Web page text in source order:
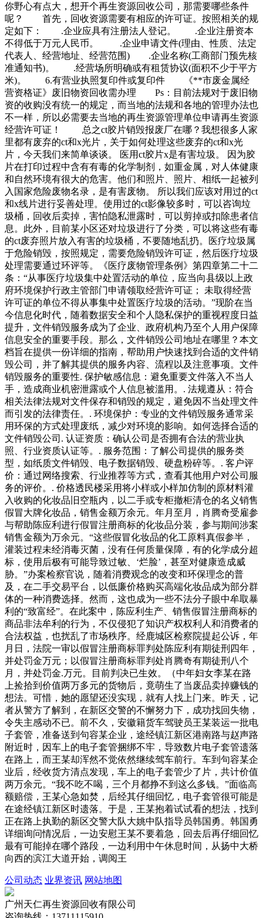
你野心有点大，想开个再生资源回收公司，那需要哪些条件
呢？ 首先，回收资源需要有相应的许可证。按照相关的规
定如下： .企业应具有注册法人登记。 .企业注册资本
不得低于万元人民币。 .企业申请文件(理由、性质、法定
代表人、经营地址、经营范围) .企业名称(工商部门预先核
准通知书)。 .经营场所明确或有租赁协议(面积不少于平方
米)。 6.有营业执照复印件或复印件 《**市废金属经
营资格证》废旧物资回收需办理 Ps：目前法规对于废旧物
资的收购没有统一的规定，而当地的法规和各地的管理办法也
不一样，所以必需要去当地的再生资源管理单位申请再生资源
经营许可证！ 总之ct胶片销毁报废厂在哪？我想很多人家
里都有废弃的ct和x光片，关于如何处理这些废弃的ct和x光
片，今天我们来简单谈谈。 医用ct胶片x是有害垃圾。 因为胶
片在打印过程中含有有毒的化学制剂，如重金属，对人体健康
和自然环境有很大的危害。他们和照片、照片、相纸一起被列
入国家危险废物名录，是有害废物。 所以我们应该对用过的ct
和x线片进行妥善处理。使用过的ct影像较多时，可以咨询垃
圾桶，回收后卖掉，害怕隐私泄露时，可以剪掉或扣除患者信
息。此外，目前某小区还对垃圾进行了分类，可以将这些有毒
的ct废弃照片放入有害的垃圾桶，不要随地乱扔。医疗垃圾属
于危险销毁，按照规定，需要危险销毁许可证，然后医疗垃圾
处理需要通过环评等。《医疗废物管理条例》第四章第二十二
条：“从事医疗垃圾集中处置活动的单位，应当向县级以上政
府环境保护行政主管部门申请领取经营许可证； 未取得经营
许可证的单位不得从事集中处置医疗垃圾的活动。”现阶在当
今信息化时代，随着数据安全和个人隐私保护的重视程度日益
提升，文件销毁服务成为了企业、政府机构乃至个人用户保障
信息安全的重要手段。那么，文件销毁公司地址在哪里？本文
档旨在提供一份详细的指南，帮助用户快速找到合适的文件销
毁公司，并了解其提供的服务内容、流程以及注意事项。文件
销毁服务的重要性. 保护敏感信息：避免重要文件落入不当人
手，造成商业机密泄露或个人信息被滥用。. 法规遵从：符合
相关法律法规对文件保存和销毁的规定，避免因不当处理文件
而引发的法律责任。. 环境保护：专业的文件销毁服务通常采
用环保的方式处理废纸，减少对环境的影响。如何选择合适的
文件销毁公司. 认证资质：确认公司是否拥有合法的营业执
照、行业资质认证等。. 服务范围：了解公司提供的服务类
型，如纸质文件销毁、电子数据销毁、硬盘粉碎等。. 客户评
价：通过网络搜索、行业推荐等方式，查看其他用户对公司服
务的评价。. 价格透民楼采用将小样或小样加仿制的原材料灌
入收购的化妆品旧空瓶内，以二手或专柜撤柜清仓的名义销售
假冒大牌化妆品，销售金额万余元。年月至月，肖腾奇受雇参
与帮助陈应利进行假冒注册商标的化妆品分装，参与期间涉案
销售金额为万余元。“这些假冒化妆品的化工原料真假参半，
灌装过程未经消毒灭菌，没有任何质量保障，有的化学成分超
标，使用后极有可能导致过敏、‘烂脸’，甚至对健康造成威
胁。”办案检察官说，随着消费观念的改变和环保理念的普
及，在二手交易平台，以低廉价格购买高端化妆品成为部分群
体的一种消费选择。然而，这也成为一些不法分子眼中牟取暴
利的“致富经”。在此案中，陈应利生产、销售假冒注册商标的
商品非法牟利的行为，不仅侵犯了知识产权权利人和消费者的
合法权益，也扰乱了市场秩序。经鹿城区检察院提起公诉，年
月日，法院一审以假冒注册商标罪判处陈应利有期徒刑四年，
并处罚金万元；以假冒注册商标罪判处肖腾奇有期徒刑八个
月，并处罚金.万元。目前判决已生效。（中年妇女李某在路
上捡拾到价值两万多元的货物后，竟萌生了当废品卖掉赚钱的
想法。可惜，她的愿望还没实现，就有人找上门来。昨天，记
者从警方了解到，在新区交警的不懈努力下，成功找回失物，
令失主感动不已。前不久，安徽籍货车驾驶员王某装运一批电
子套管，准备送到句容某企业，途经镇江新区港南路与赵声路
附近时，因车上的电子套管捆绑不牢，导致数片电子套管遗落
在路上，而王某却浑然不觉依然继续驾车前行。车到句容某企
业后，经收货方清点发现，车上的电子套管少了片，共计价值
两万余元。“我不吃不喝，三个月都挣不到这么多钱。”面临高
额赔偿，王某心急如焚，后经其仔细回忆，电子套管很可能是
在途经镇江新区时遗落。于是，王某抱着试试看的想法，找到
正在路上执勤的新区交警大队大姚中队指导员韩国勇。韩国勇
详细询问情况后，一边安慰王某不要着急，回去后再仔细回忆
最有可能掉在哪个路段，一边利用中午休息时间，从扬中大桥
向西的滨江大道开始，调阅王
公司动态 业界资讯 网站地图
广州天仁再生资源回收有限公司